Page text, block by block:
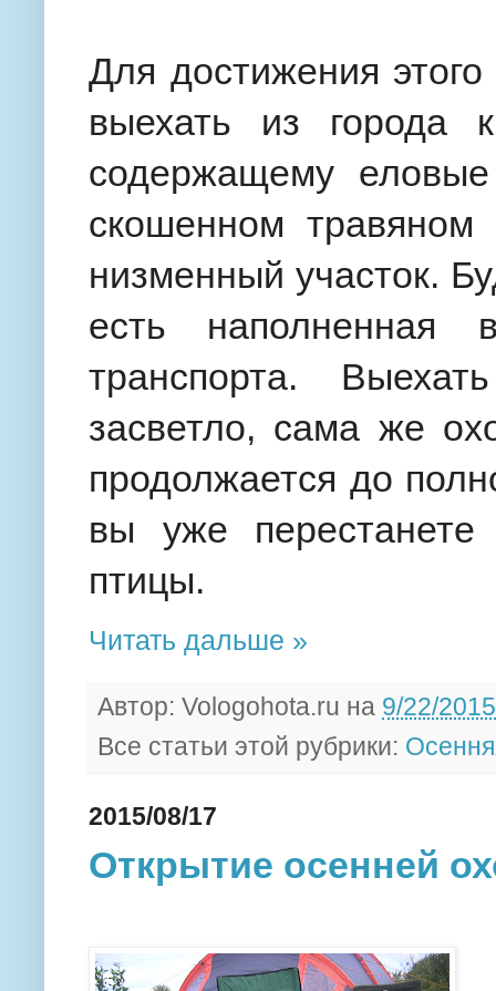
Для достижения
выехать из города
содержащему
скошенном
низменный участок.
есть наполненная
транспорта.
засветло, сама же
продолжается до
вы уже
птицы.
Читать дальше »
Автор: Vologohota.ru на 9/22/2015
Все статьи этой рубрики:
2015/08/17
Открытие осенней